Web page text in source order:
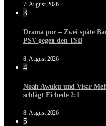
7. August 2026
3
Drama pur – Zwei späte
PSV gegen den TSB
8. August 2026
4
Noah Awuku und Visar
schlägt Eichede 2:1
8. August 2026
5